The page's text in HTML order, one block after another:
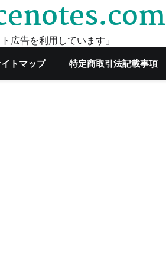
広告を利用しています」
トマップ 特定商取引法記載事項